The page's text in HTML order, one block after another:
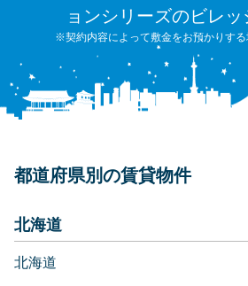
ョンシリーズのビレッ
※契約内容によって敷金をお預かりする
都道府県別の賃貸物件
北海道
北海道